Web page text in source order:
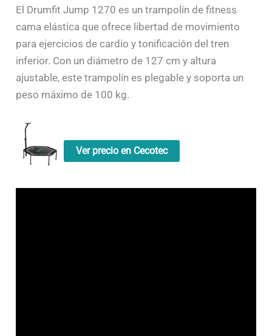
El Drumfit Jump 1270 es un trampolín de fitness
cama elástica que ofrece libertad de movimiento
para ejercicios de cardio y tonificación del tren
inferior. Con un diámetro de 127 cm y altura
ajustable, este trampolín es plegable y soporta un
peso máximo de 100 kg.
Ver precio en Cecotec